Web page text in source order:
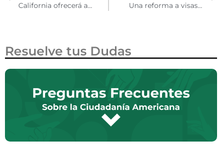
California ofrecerá asesoría legal gratuita a trabajadores agrícolas migrantes Una reforma a visas H-1B promovería la competitividad e innovación en EE.UU.: especialista
Resuelve tus Dudas